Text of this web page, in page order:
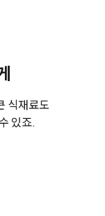
식재료도
있죠.